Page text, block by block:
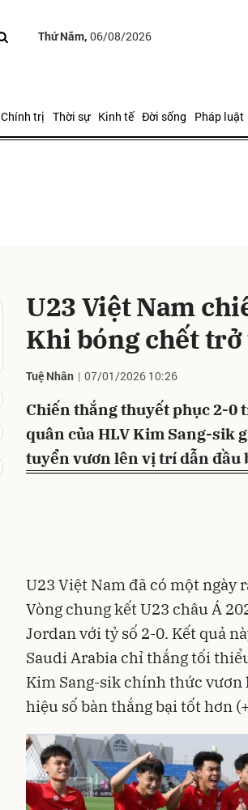
Thứ Năm, 06/08/2026
Chính trị Thời sự Kinh tế Đời sống Pháp luật
U23 Việt Nam
Khi bóng chết
Tuệ Nhân 07/01/2026 10:26
Chiến thắng thuyết phục 2-0
quân của HLV Kim Sang-sik
tuyển vươn lên vị trí dẫn đầu
U23 Việt Nam đã có một ngày
Vòng chung kết U23 châu Á
Jordan với tỷ số 2-0. Kết quả
Saudi Arabia chỉ thắng tối
Kim Sang-sik chính thức vươn
hiệu số bàn thắng bại tốt hơn
Gửi